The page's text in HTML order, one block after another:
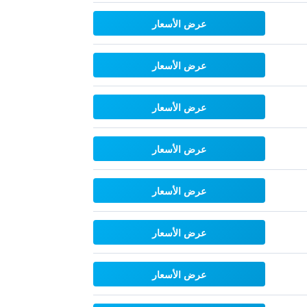
عرض الأسعار
عرض الأسعار
عرض الأسعار
عرض الأسعار
عرض الأسعار
عرض الأسعار
عرض الأسعار